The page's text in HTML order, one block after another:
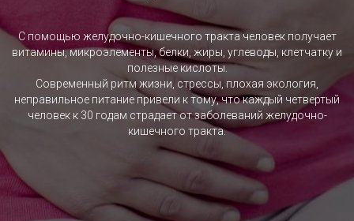
С помощью желудочно-кишечного тракта человек получает
витамины, микроэлементы, белки, жиры, углеводы, клетчатку и
полезные кислоты.
Современный ритм жизни, стрессы, плохая экология,
неправильное питание привели к тому, что каждый четвертый
человек к 30 годам страдает от заболеваний желудочно-
кишечного тракта.